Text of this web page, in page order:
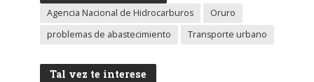
Agencia Nacional de Hidrocarburos
Oruro
problemas de abastecimiento
Transporte urbano
Tal vez te interese